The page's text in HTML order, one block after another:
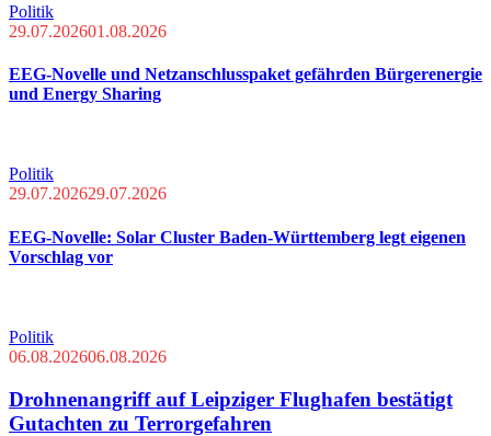
Politik
29.07.202601.08.2026
EEG-Novelle und Netzanschlusspaket gefährden Bürgerenergie
und Energy Sharing
Politik
29.07.202629.07.2026
EEG-Novelle: Solar Cluster Baden-Württemberg legt eigenen
Vorschlag vor
Politik
06.08.202606.08.2026
Drohnenangriff auf Leipziger Flughafen bestätigt
Gutachten zu Terrorgefahren